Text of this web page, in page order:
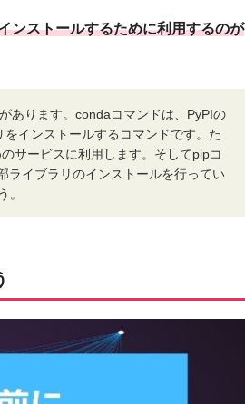
ンストールするために利用するのが
あります。condaコマンドは、PyPIの
インストールするコマンドです。た
サービスに利用します。そしてpipコ
ライブラリのインストールを行ってい
。